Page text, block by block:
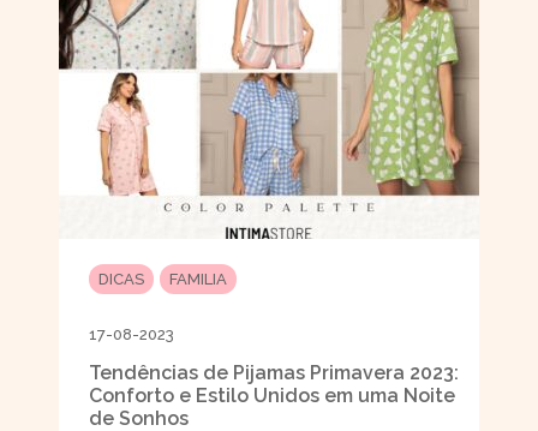
DICAS FAMILIA
17-08-2023
Tendências de Pijamas Primavera 2023:
Conforto e Estilo Unidos em uma Noite
de Sonhos